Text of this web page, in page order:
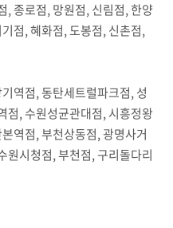
, 종로점, 망원점, 신림점, 한양
점, 혜화점, 도봉점, 신촌점,
역점, 동탄세트럴파크점, 성
점, 수원성균관대점, 시흥정왕
역점, 부천상동점, 광명사거
원시청점, 부천점, 구리돌다리